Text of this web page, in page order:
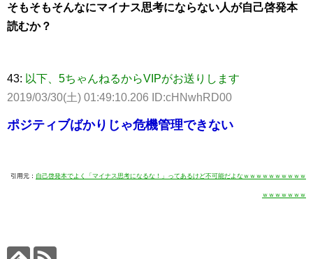
そもそもそんなにマイナス思考にならない人が自己啓発本
読むか？
43: 以下、5ちゃんねるからVIPがお送りします
2019/03/30(土) 01:49:10.206 ID:cHNwhRD00
ポジティブばかりじゃ危機管理できない
引用元： 自己啓発本でよく「マイナス思考になるな！」ってあるけど不可能だよなｗｗｗｗｗｗｗｗｗｗ
ｗｗｗｗｗｗｗ